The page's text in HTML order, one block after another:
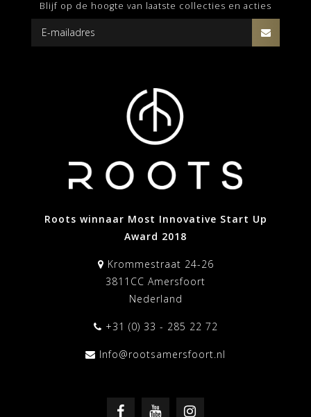
Blijf op de hoogte van laatste collecties en acties
Roots winnaar Most Innovative Start Up
Award 2018
Krommestraat 24-26
3811CC Amersfoort
Nederland
+31 (0) 33 - 285 22 72
Info@rootsamersfoort.nl